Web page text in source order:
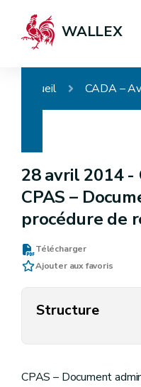
WALLEX
Accueil
28 avril 2014 -
CPAS –
procédure de
Télécharger
Ajouter aux favoris
Structure
CPAS – Document